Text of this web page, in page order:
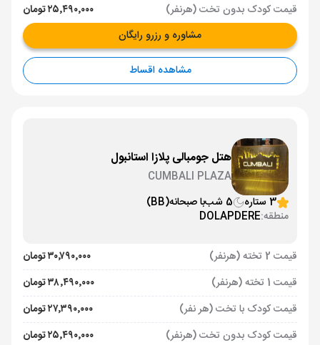
قیمت کودک بدون تخت (هرنفر)
۲۵٬۴۹۰٬۰۰۰ تومان
مشاوره و رزرو رایگان
مشاهده اقساط
هتل جومبالی پلازا استانبول
CUMBALI PLAZA
3 ستاره
5 شب با صبحانه(BB)
منطقه:DOLAPDERE
قیمت 2 تخته (هرنفر)
۳۰٬۷۹۰٬۰۰۰ تومان
قیمت 1 تخته (هرنفر)
۳۸٬۴۹۰٬۰۰۰ تومان
قیمت کودک با تخت (هر نفر)
۲۷٬۳۹۰٬۰۰۰ تومان
قیمت کودک بدون تخت (هرنفر)
۲۵٬۴۹۰٬۰۰۰ تومان